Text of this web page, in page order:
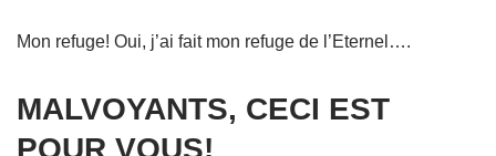
Mon refuge! Oui, j’ai fait mon refuge de l’Eternel….
MALVOYANTS, CECI EST
POUR VOUS!